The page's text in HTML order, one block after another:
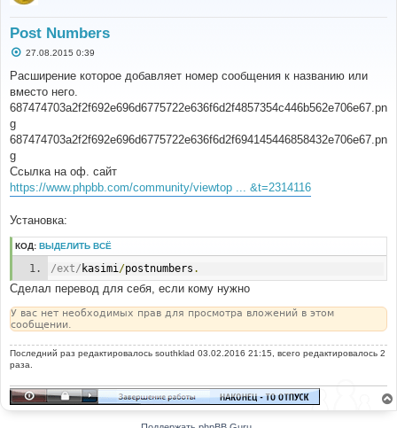
Post Numbers
С
о
б
щ
е
н
е
27.08.2015 0:39
Расширение которое добавляет номер сообщения к названию или
вместо него.
687474703a2f2f692e696d6775722e636f6d2f4857354c446b562e706e67.pn
g
687474703a2f2f692e696d6775722e636f6d2f694145446858432e706e67.pn
g
Ссылка на оф. сайт
https://www.phpbb.com/community/viewtop ... &t=2314116
Установка:
КОД: ВЫДЕЛИТЬ ВСЁ
/ext/ kasimi/postnumbers .
Сделал перевод для себя, если кому нужно
У вас нет необходимых прав для просмотра вложений в этом
сообщении.
Последний раз редактировалось southklad 03.02.2016 21:15, всего редактировалось 2
раза.